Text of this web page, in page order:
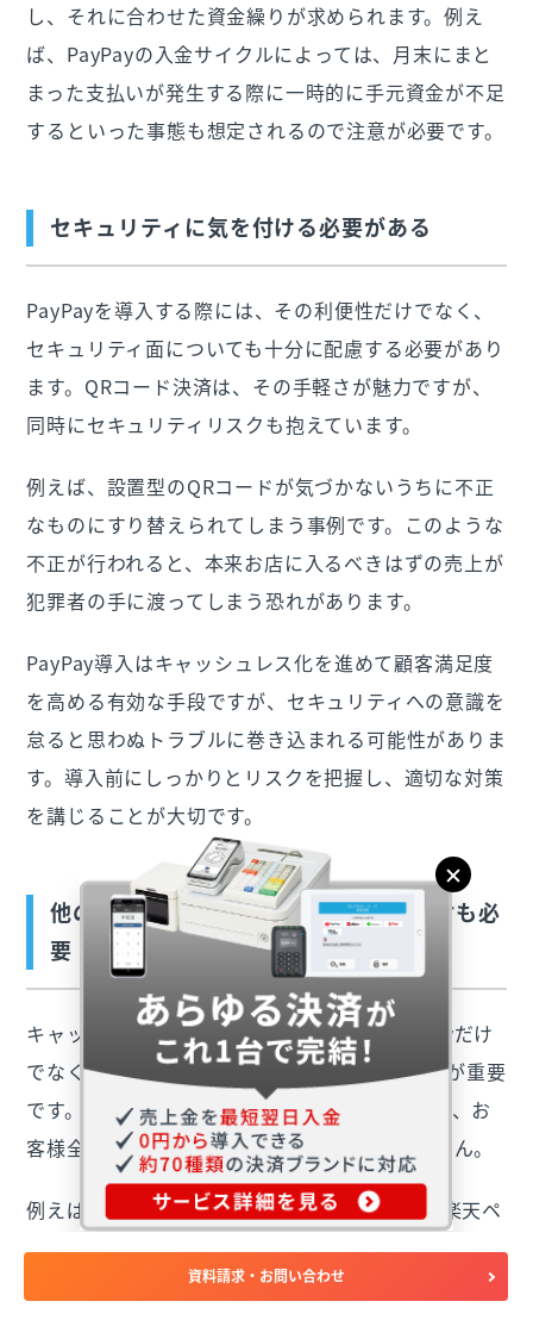
し、それに合わせた資金繰りが求められます。例え
ば、PayPayの入金サイクルによっては、月末にまと
まった支払いが発生する際に一時的に手元資金が不足
するといった事態も想定されるので注意が必要です。
セキュリティに気を付ける必要がある
PayPayを導入する際には、その利便性だけでなく、
セキュリティ面についても十分に配慮する必要があり
ます。QRコード決済は、その手軽さが魅力ですが、
同時にセキュリティリスクも抱えています。
例えば、設置型のQRコードが気づかないうちに不正
なものにすり替えられてしまう事例です。このような
不正が行われると、本来お店に入るべきはずの売上が
犯罪者の手に渡ってしまう恐れがあります。
PayPay導入はキャッシュレス化を進めて顧客満足度
を高める有効な手段ですが、セキュリティへの意識を
怠ると思わぬトラブルに巻き込まれる可能性がありま
す。導入前にしっかりとリスクを把握し、適切な対策
を講じることが大切です。
他のキャッシュレス決済サービスの検討も必
要
キャッシュレス決済を導入する際には、PayPayだけ
でなく他の決済サービスの導入も検討することが重要
です。PayPayは国内で高い普及率を誇りますが、お
客様全員がPayPayを利用しているとは限りません。
例えば、QRコード決済ではPayPayの他にも「楽天ペ
イ」や「LINE Pay」が人気です。また、クレジット
カードや交通系ICカードでの支払いを希望する方もい
資料請求・お問い合わせ